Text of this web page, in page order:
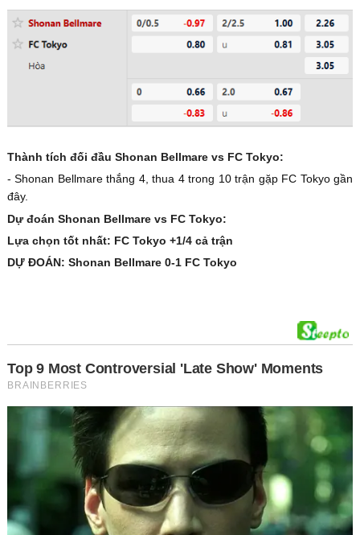
Thành tích đối đầu Shonan Bellmare vs FC Tokyo:
- Shonan Bellmare thắng 4, thua 4 trong 10 trận gặp FC Tokyo gần
đây.
Dự đoán Shonan Bellmare vs FC Tokyo:
Lựa chọn tốt nhất: FC Tokyo +1/4 cả trận
DỰ ĐOÁN: Shonan Bellmare 0-1 FC Tokyo